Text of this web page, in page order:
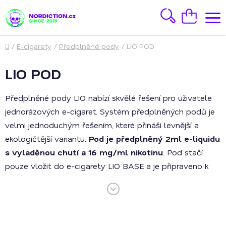
na
obsah
HledatNákupní
košík
Domů
/ E-cigarety / Předplněné pody / LIO POD
LIO POD
Předplněné pody LIO nabízí skvělé řešení pro uživatele
jednorázových e-cigaret. Systém předplněných podů je
velmi jednoduchým řešením, které přináší levnější a
ekologičtější variantu. Pod je předplněný 2ml e-liquidu
s vyladěnou chutí a 16 mg/ml nikotinu . Pod stačí
pouze vložit do e-cigarety LIO BASE a je připraveno k
malý pod, zařízení je opakovaně použitelné díky dobíjecí